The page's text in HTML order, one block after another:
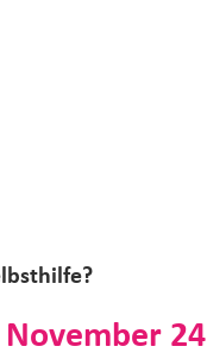
24